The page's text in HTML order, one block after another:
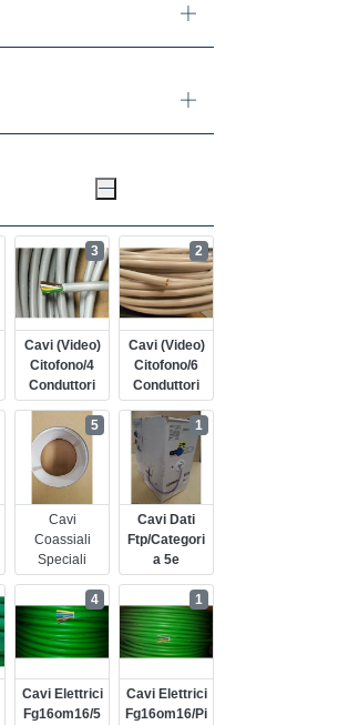
Cavi (video)
Citofono/4
Conduttori
3
Cavi (video)
Citofono/6
Conduttori
2
Cavi
Coassiali
Speciali
5
Cavi Dati
Ftp/categori
A 5e
1
Cavi Elettrici
Fg16om16/5
4
Cavi Elettrici
Fg16om16/pi
1